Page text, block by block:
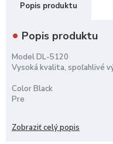
Popis produktu
Popis produktu
Model DL-5120
Vysoká kvalita, spoľahlivé
Color Black
Pre
Average yield per toner
Zobraziť celý popis